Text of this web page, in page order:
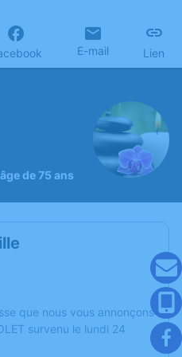
E-mail Lien
de 75 ans
que nous vous annonçons
survenu le lundi 24